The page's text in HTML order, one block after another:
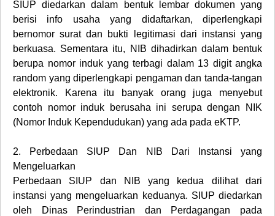
SIUP diedarkan dalam bentuk lembar dokumen yang
berisi info usaha yang didaftarkan, diperlengkapi
bernomor surat dan bukti legitimasi dari instansi yang
berkuasa. Sementara itu, NIB dihadirkan dalam bentuk
berupa nomor induk yang terbagi dalam 13 digit angka
random yang diperlengkapi pengaman dan tanda-tangan
elektronik. Karena itu banyak orang juga menyebut
contoh nomor induk berusaha ini serupa dengan NIK
(Nomor Induk Kependudukan) yang ada pada eKTP.
2.
Perbedaan SIUP Dan NIB Dari Instansi yang
Mengeluarkan
Perbedaan SIUP dan NIB yang kedua dilihat dari
instansi yang mengeluarkan keduanya. SIUP diedarkan
oleh Dinas Perindustrian dan Perdagangan pada